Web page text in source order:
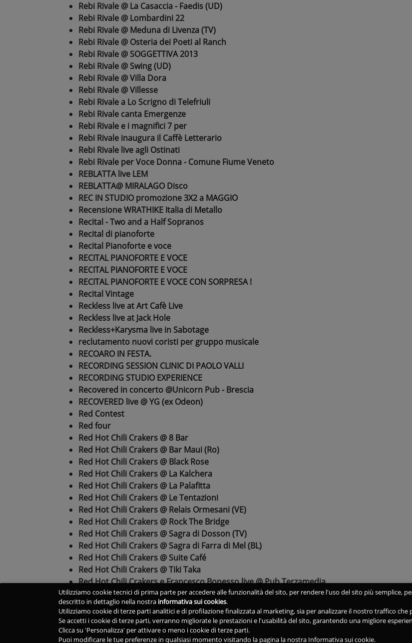
Rebi Rivale @ La Casaccia - Faedis (UD)
Rebi Rivale @ Lombardini 22
Rebi Rivale @ Meduna di Livenza (TV)
Rebi Rivale @ Osteria dei Poeti al Ranch
Rebi Rivale @ SOGGETTIVA 2013
Rebi Rivale @ Swing (UD)
Rebi Rivale @ Villa Dora
Rebi Rivale @ Villesse
Rebi Rivale a Lo Scrigno di Telefriuli
Rebi Rivale canta Emergenze
Rebi Rivale e i magnifici 7 per
Rebi Rivale inaugura il Caffè Letterario
Rebi Rivale live agli Ostinati
Rebi Rivale per Voce Donna - Comune Fiume Veneto
REBLATTA live LEM
REBLATTA@ MIRALAGO Disco
REC IN STUDIO promozione 3X2 a MAGGIO
Recensione WRATHIKE Italia di Metallo
Recital - Two and a Half Sopranos
Recital di pianoforte
Recital Pianoforte e voce
RECITAL PIANOFORTE E VOCE
RECITAL PIANOFORTE E VOCE
RECITAL PIANOFORTE E VOCE CON SORPRESA !
Recital Vintage
Reckless live at Art Cafè Live
Reckless live at Jack Hole
Reckless+Karysma live in Sabotage
reclutamento nuovi coristi per gruppo musicale
RECOARO IN FESTA.
RECORDING SESSION CLINIC DI PAOLO VALLI
RECORDING STUDIO EXPERIENCE
Recovered in concerto @Unicorn Pub - Brescia
RECOVERED live @ YG (ex Odeon)
Red Contest
Red four
Red Hot Chili Crakers @ 8 Bar
Red Hot Chili Crakers @ Bar Maui (Ro)
Red Hot Chili Crakers @ Black Rose
Red Hot Chili Crakers @ La Kalchera
Red Hot Chili Crakers @ La Palafitta
Red Hot Chili Crakers @ Le Tentazioni
Red Hot Chili Crakers @ Relais Ormesani (VE)
Red Hot Chili Crakers @ Rock The Bridge
Red Hot Chili Crakers @ Sagra di Dosson (TV)
Red Hot Chili Crakers @ Sagra di Farra di Mel (BL)
Red Hot Chili Crakers @ Suite Café
Red Hot Chili Crakers @ Tiki Taka
Red Hot Chili Crakers e Francesco Bonesso live @ Pub Terzamedia
Red Hot Chili Crakers live @ Al Vapore
Red Hot Chili Crakers live @ Al Vapore
Red Hot Chili Crakers live @ Al Vapore
Red Hot Chili Crakers live @ Al Vapore
Utilizziamo cookie tecnici di prima parte per accedere alle funzionalità del sito, per rendere l'uso del sito più semplice,
descritto in dettaglio nella nostra informativa sui cookies.
Utilizziamo cookie di terze parti analitici e di profilazione finalizzata al marketing, sia per analizzare il nostro traffico
Se accetti i cookie di terze parti, verranno migliorate le prestazioni e l'usabilità del sito, garantendo una migliore
Clicca su 'Personalizza' per attivare o meno i cookie di terze parti.
Puoi modificare le tue preferenze in qualsiasi momento visitando la pagina la nostra Informativa sui cookie.